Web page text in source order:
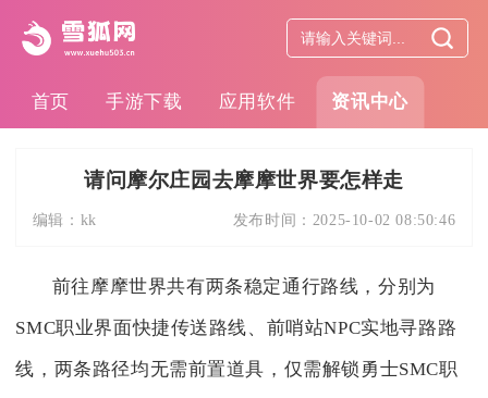
首页 手游下载 应用软件 资讯中心
请问摩尔庄园去摩摩世界要怎样走
编辑： kk 发布时间： 2025-10-02 08:50:46
前往摩摩世界共有两条稳定通行路线，分别为
SMC职业界面快捷传送路线、前哨站NPC实地寻路路
线，两条路径均无需前置道具，仅需解锁勇士SMC职